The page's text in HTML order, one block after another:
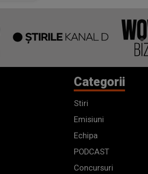
Categorii
Stiri
Emisiuni
Echipa
PODCAST
Concursuri